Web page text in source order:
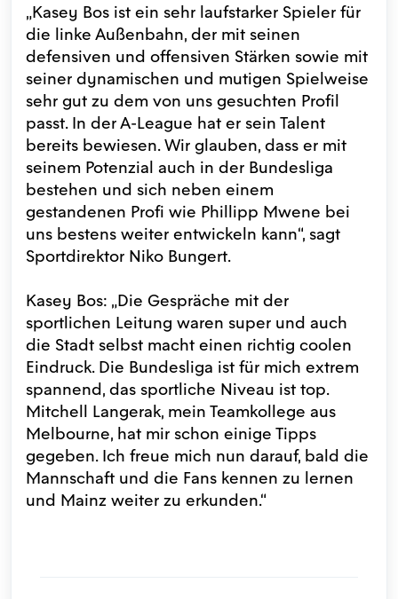
„Kasey Bos ist ein sehr laufstarker Spieler für
die linke Außenbahn, der mit seinen
defensiven und offensiven Stärken sowie mit
seiner dynamischen und mutigen Spielweise
sehr gut zu dem von uns gesuchten Profil
passt. In der A-League hat er sein Talent
bereits bewiesen. Wir glauben, dass er mit
seinem Potenzial auch in der Bundesliga
bestehen und sich neben einem
gestandenen Profi wie Phillipp Mwene bei
uns bestens weiter entwickeln kann“, sagt
Sportdirektor Niko Bungert.
Kasey Bos: „Die Gespräche mit der
sportlichen Leitung waren super und auch
die Stadt selbst macht einen richtig coolen
Eindruck. Die Bundesliga ist für mich extrem
spannend, das sportliche Niveau ist top.
Mitchell Langerak, mein Teamkollege aus
Melbourne, hat mir schon einige Tipps
gegeben. Ich freue mich nun darauf, bald die
Mannschaft und die Fans kennen zu lernen
und Mainz weiter zu erkunden.“